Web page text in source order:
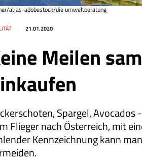
Meilen
Spargel,
Flieger nach Österreich, mit
Kennzeichnung kann
21.01.2020
atlas-adobestock/die umweltberatung